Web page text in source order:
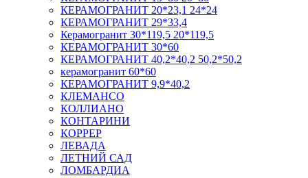
КЕРАМОГРАНИТ 20*23,1 24*24
КЕРАМОГРАНИТ 29*33,4
Керамогранит 30*119,5 20*119,5
КЕРАМОГРАНИТ 30*60
КЕРАМОГРАНИТ 40,2*40,2 50,2*50,2
керамогранит 60*60
КЕРАМОГРАНИТ 9,9*40,2
КЛЕМАНСО
КОЛЛИАНО
КОНТАРИНИ
КОРРЕР
ЛЕВАДА
ЛЕТНИЙ САД
ЛОМБАРДИА